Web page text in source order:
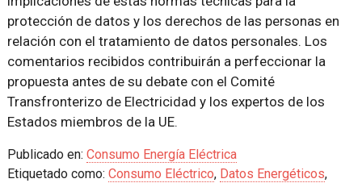
protección de datos y los derechos de las personas en
relación con el tratamiento de datos personales. Los
comentarios recibidos contribuirán a perfeccionar la
propuesta antes de su debate con el Comité
Transfronterizo de Electricidad y los expertos de los
Estados miembros de la UE.
Publicado en: Consumo Energía Eléctrica
Etiquetado como: Consumo Eléctrico, Datos Energéticos,